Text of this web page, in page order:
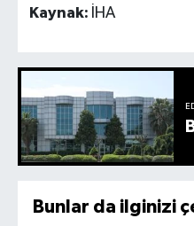
Kaynak: İHA
Bunlar da ilginizi